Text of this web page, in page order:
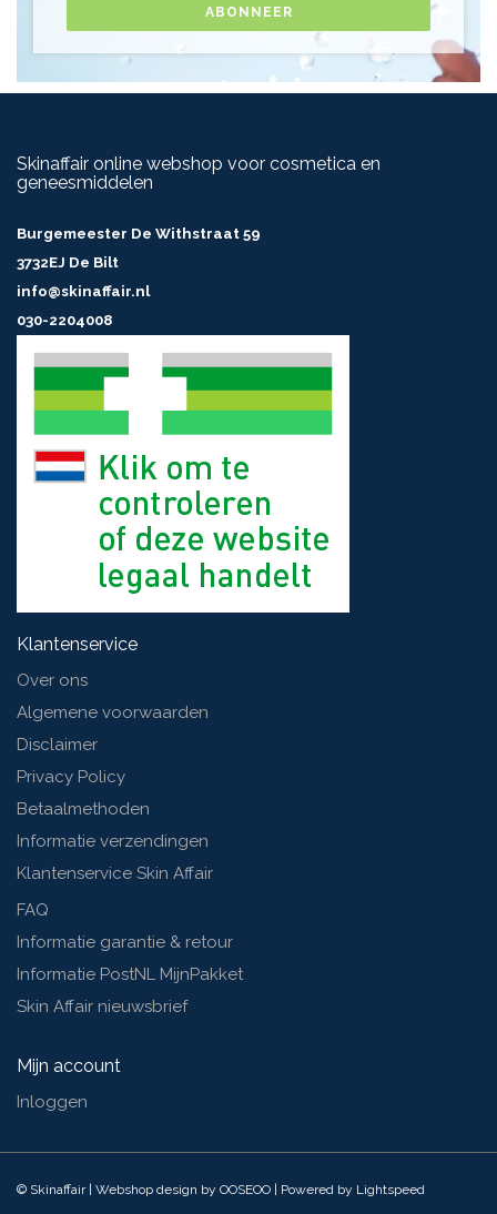
ABONNEER
Skinaffair online webshop voor cosmetica en
geneesmiddelen
Burgemeester De Withstraat 59
3732EJ De Bilt
info@skinaffair.nl
030-2204008
Klantenservice
Over ons
Algemene voorwaarden
Disclaimer
Privacy Policy
Betaalmethoden
Informatie verzendingen
Klantenservice Skin Affair
FAQ
Informatie garantie & retour
Informatie PostNL MijnPakket
Skin Affair nieuwsbrief
Mijn account
Inloggen
© Skinaffair | Webshop design by OOSEOO | Powered by Lightspeed